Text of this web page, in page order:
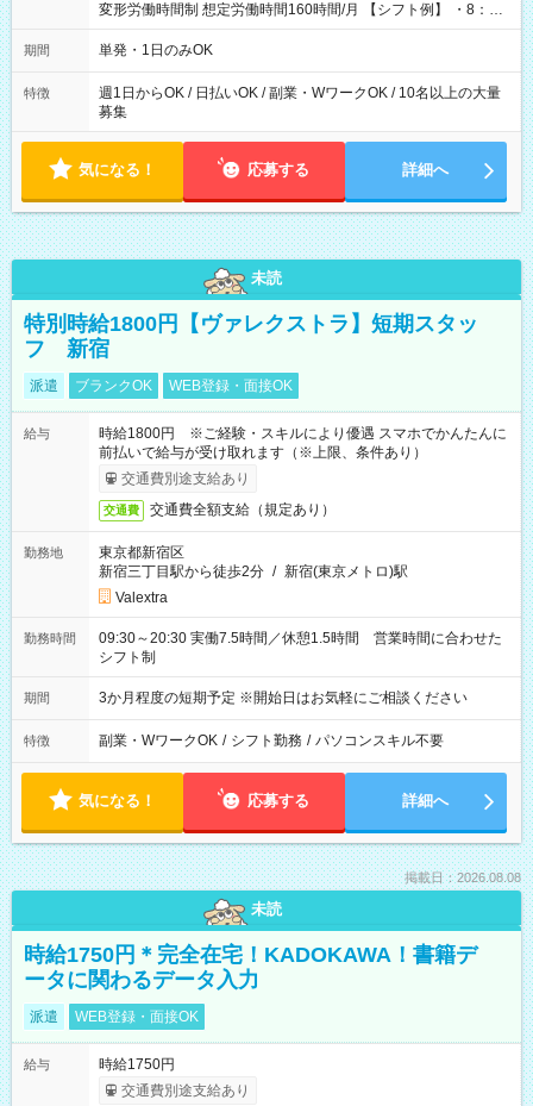
変形労働時間制 想定労働時間160時間/月 【シフト例】 ・8：00
～21：00
期間 単発・1日のみOK
特徴
週1日からOK / 日払いOK / 副業・WワークOK / 10名以上の大量
募集
気になる！ 応募する 詳細へ
未読
特別時給1800円【ヴァレクストラ】短期スタッ
フ 新宿
派遣 ブランクOK WEB登録・面接OK
給与
時給1800円 ※ご経験・スキルにより優遇 スマホでかんたんに
前払いで給与が受け取れます（※上限、条件あり）
交通費別途支給あり
交通費 交通費全額支給（規定あり）
勤務地
東京都新宿区
新宿三丁目駅から徒歩2分 / 新宿(東京メトロ)駅
Valextra
勤務時間
09:30～20:30 実働7.5時間／休憩1.5時間 営業時間に合わせた
シフト制
期間 3か月程度の短期予定 ※開始日はお気軽にご相談ください
特徴 副業・WワークOK / シフト勤務 / パソコンスキル不要
気になる！ 応募する 詳細へ
掲載日：2026.08.08
未読
時給1750円＊完全在宅！KADOKAWA！書籍デ
ータに関わるデータ入力
派遣 WEB登録・面接OK
給与
時給1750円
交通費別途支給あり